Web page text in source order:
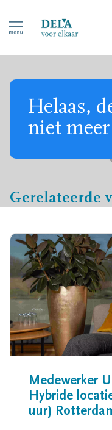
Helaas,
niet
Gerelateerde
Medewerker
Hybride
uur)